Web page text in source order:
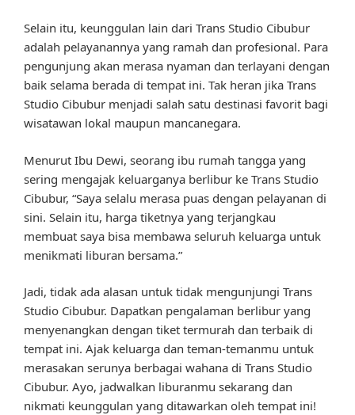
Selain itu, keunggulan lain dari Trans Studio Cibubur
adalah pelayanannya yang ramah dan profesional. Para
pengunjung akan merasa nyaman dan terlayani dengan
baik selama berada di tempat ini. Tak heran jika Trans
Studio Cibubur menjadi salah satu destinasi favorit bagi
wisatawan lokal maupun mancanegara.
Menurut Ibu Dewi, seorang ibu rumah tangga yang
sering mengajak keluarganya berlibur ke Trans Studio
Cibubur, “Saya selalu merasa puas dengan pelayanan di
sini. Selain itu, harga tiketnya yang terjangkau
membuat saya bisa membawa seluruh keluarga untuk
menikmati liburan bersama.”
Jadi, tidak ada alasan untuk tidak mengunjungi Trans
Studio Cibubur. Dapatkan pengalaman berlibur yang
menyenangkan dengan tiket termurah dan terbaik di
tempat ini. Ajak keluarga dan teman-temanmu untuk
merasakan serunya berbagai wahana di Trans Studio
Cibubur. Ayo, jadwalkan liburanmu sekarang dan
nikmati keunggulan yang ditawarkan oleh tempat ini!